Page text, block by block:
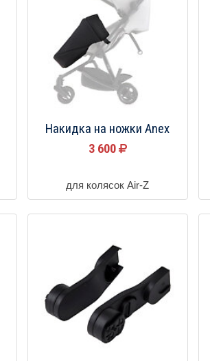
Накидка на ножки Anex
3 600
для колясок Air-Z